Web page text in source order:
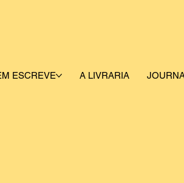
ESCREVE A LIVRARIA